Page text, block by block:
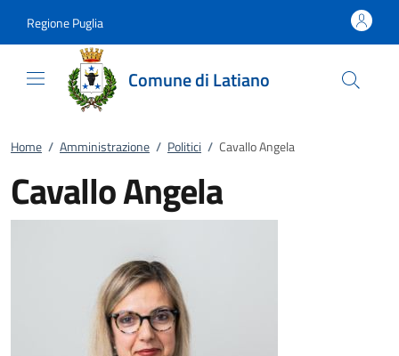
Regione Puglia
Comune di Latiano
Home / Amministrazione / Politici / Cavallo Angela
Cavallo Angela